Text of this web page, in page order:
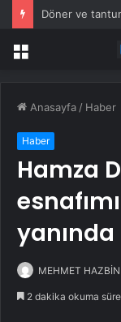
Menü
Anasayfa / Haber
Haber
Hamza
yanında
MEHMET
2 dakika okuma